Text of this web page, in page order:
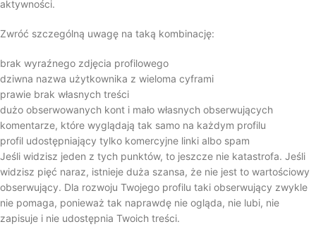
aktywności.
Zwróć szczególną uwagę na taką kombinację:
brak wyraźnego zdjęcia profilowego
dziwna nazwa użytkownika z wieloma cyframi
prawie brak własnych treści
dużo obserwowanych kont i mało własnych obserwujących
komentarze, które wyglądają tak samo na każdym profilu
profil udostępniający tylko komercyjne linki albo spam
Jeśli widzisz jeden z tych punktów, to jeszcze nie katastrofa. Jeśli
widzisz pięć naraz, istnieje duża szansa, że nie jest to wartościowy
obserwujący. Dla rozwoju Twojego profilu taki obserwujący zwykle
nie pomaga, ponieważ tak naprawdę nie ogląda, nie lubi, nie
zapisuje i nie udostępnia Twoich treści.